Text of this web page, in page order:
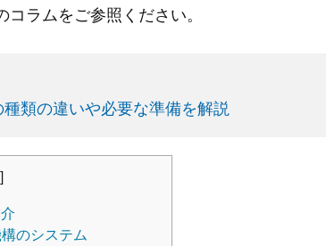
ラムをご参照ください。
類の違いや必要な準備を解説
]
のシステム